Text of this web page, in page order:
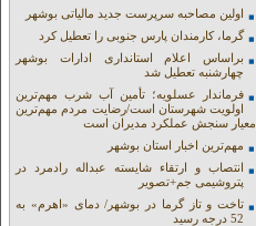
اولین مصاحبه سرپرست جدید مالیاتی بوشهر
گرما، کارمندان پارس جنوبی را تعطیل کرد
براساس اعلام استانداری ادارات بوشهر
چهارشنبه تعطیل شد
فرماندار عسلویه؛ تأمین آب شرب مهم‌ترین
اولویت شهرستان است/رضایت مردم مهم‌ترین
معیار سنجش عملکرد مدیران است
مهم‌ترین اخبار استان بوشهر
انتصاب و ارتقاء شایسته عبداله رادمرد در
پتروشیمی جم+تصویر
تاخت و تاز گرما در بوشهر/ دمای «اهرم» به
52 درجه رسید